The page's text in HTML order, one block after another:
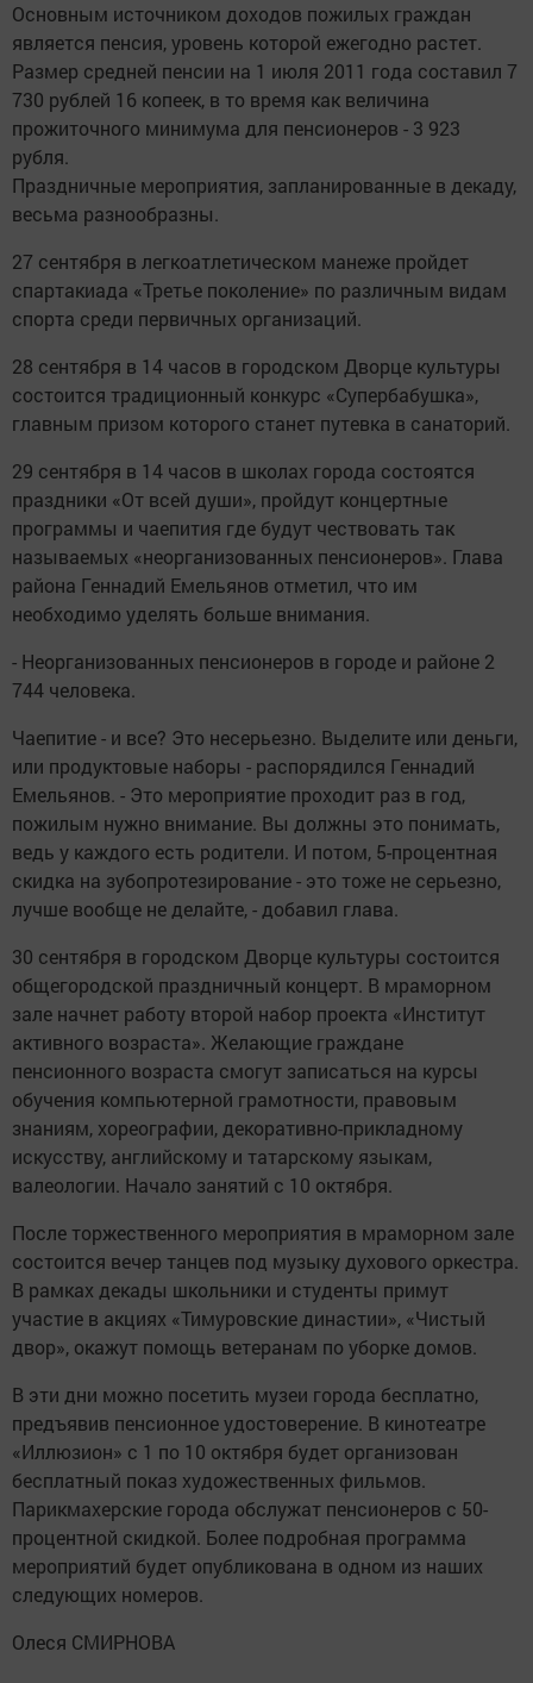
Основным источником доходов пожилых граждан
является пенсия, уровень которой ежегодно растет.
Размер средней пенсии на 1 июля 2011 года составил 7
730 рублей 16 копеек, в то время как величина
прожиточного минимума для пенсионеров - 3 923
рубля.
Праздничные мероприятия, запланированные в декаду,
весьма разнообразны.
27 сентября в легкоатлетическом манеже пройдет
спартакиада «Третье поколение» по различным видам
спорта среди первичных организаций.
28 сентября в 14 часов в городском Дворце культуры
состоится традиционный конкурс «Супербабушка»,
главным призом которого станет путевка в санаторий.
29 сентября в 14 часов в школах города состоятся
праздники «От всей души», пройдут концертные
программы и чаепития где будут чествовать так
называемых «неорганизованных пенсионеров». Глава
района Геннадий Емельянов отметил, что им
необходимо уделять больше внимания.
- Неорганизованных пенсионеров в городе и районе 2
744 человека.
Чаепитие - и все? Это несерьезно. Выделите или деньги,
или продуктовые наборы - распорядился Геннадий
Емельянов. - Это мероприятие проходит раз в год,
пожилым нужно внимание. Вы должны это понимать,
ведь у каждого есть родители. И потом, 5-процентная
скидка на зубопротезирование - это тоже не серьезно,
лучше вообще не делайте, - добавил глава.
30 сентября в городском Дворце культуры состоится
общегородской праздничный концерт. В мраморном
зале начнет работу второй набор проекта «Институт
активного возраста». Желающие граждане
пенсионного возраста смогут записаться на курсы
обучения компьютерной грамотности, правовым
знаниям, хореографии, декоративно-прикладному
искусству, английскому и татарскому языкам,
валеологии. Начало занятий с 10 октября.
После торжественного мероприятия в мраморном зале
состоится вечер танцев под музыку духового оркестра.
В рамках декады школьники и студенты примут
участие в акциях «Тимуровские династии», «Чистый
двор», окажут помощь ветеранам по уборке домов.
В эти дни можно посетить музеи города бесплатно,
предъявив пенсионное удостоверение. В кинотеатре
«Иллюзион» с 1 по 10 октября будет организован
бесплатный показ художественных фильмов.
Парикмахерские города обслужат пенсионеров с 50-
процентной скидкой. Более подробная программа
мероприятий будет опубликована в одном из наших
следующих номеров.
Олеся СМИРНОВА